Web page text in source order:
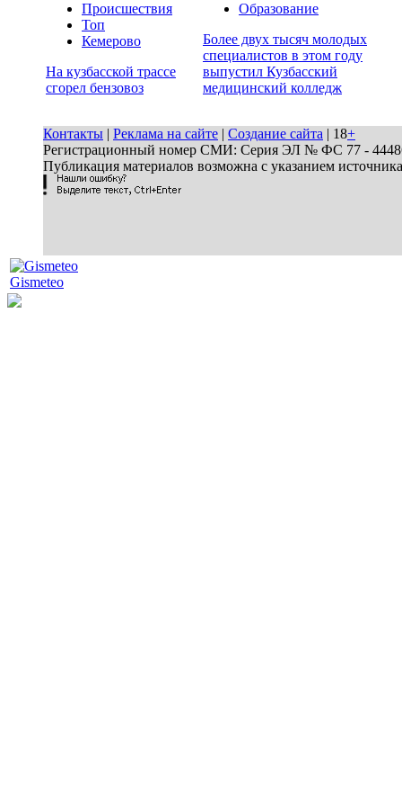
Происшествия
Топ
Кемерово
На кузбасской трассе
сгорел бензовоз
Образование
Более двух тысяч молодых
специалистов в этом году
выпустил Кузбасский
медицинский колледж
Контакты | Реклама на сайте | Создание сайта | 18+
Регистрационный номер СМИ: Серия ЭЛ № ФС 77 - 44486
Публикация материалов возможна с указанием
Gismeteo